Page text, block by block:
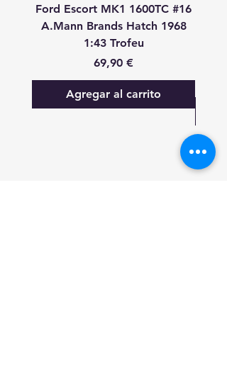
Ford Escort MK1 1600TC #16
A.Mann Brands Hatch 1968
1:43 Trofeu
Precio
69,90 €
Agregar al carrito